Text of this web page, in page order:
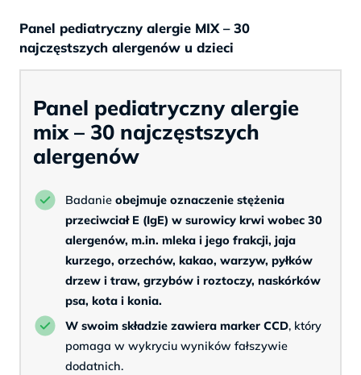
Panel pediatryczny alergie MIX – 30
najczęstszych alergenów u dzieci
Panel pediatryczny alergie
mix – 30 najczęstszych
alergenów
Badanie obejmuje oznaczenie stężenia
przeciwciał E (IgE) w surowicy krwi wobec 30
alergenów, m.in. mleka i jego frakcji, jaja
kurzego, orzechów, kakao, warzyw, pyłków
drzew i traw, grzybów i roztoczy, naskórków
psa, kota i konia.
W swoim składzie zawiera marker CCD, który
pomaga w wykryciu wyników fałszywie
dodatnich.